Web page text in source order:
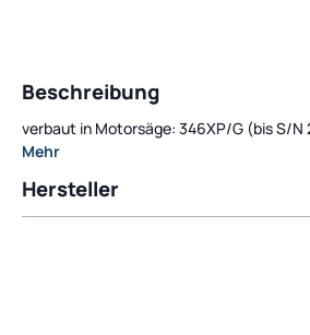
Beschreibung
verbaut in Motorsäge: 346XP/G (bis S/
Mehr
Hersteller